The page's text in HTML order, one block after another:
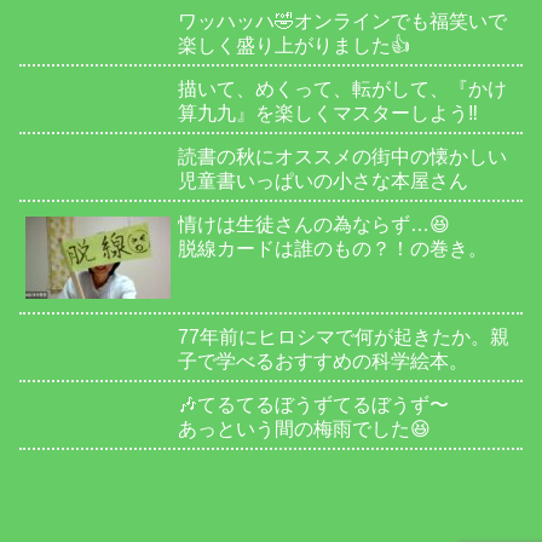
ワッハッハ🤣オンラインでも福笑いで
楽しく盛り上がりました👍
描いて、めくって、転がして、『かけ
算九九』を楽しくマスターしよう‼️
読書の秋にオススメの街中の懐かしい
児童書いっぱいの小さな本屋さん
情けは生徒さんの為ならず…😆
脱線カードは誰のもの？！の巻き。
77年前にヒロシマで何が起きたか。親
子で学べるおすすめの科学絵本。
🎶てるてるぼうずてるぼうず〜
あっという間の梅雨でした😆